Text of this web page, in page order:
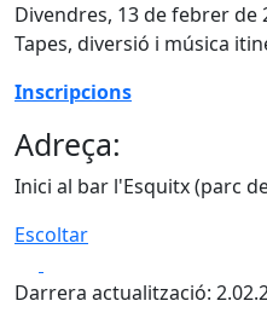
Divendres, 13 de febrer de
Tapes, diversió i música
Inscripcions
Adreça:
Inici al bar l'Esquitx (parc
Escoltar
Darrera actualització: